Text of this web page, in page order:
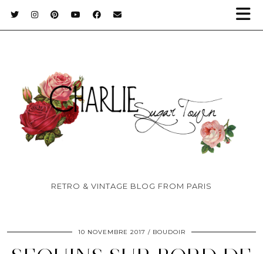
RETRO & VINTAGE BLOG FROM PARIS
10 NOVEMBRE 2017 BOUDOIR